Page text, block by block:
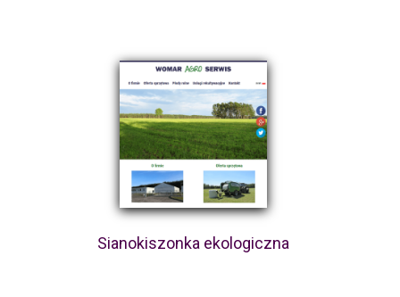
Sianokiszonka ekologiczna